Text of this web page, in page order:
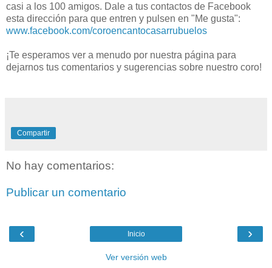
casi a los 100 amigos. Dale a tus contactos de Facebook
esta dirección para que entren y pulsen en "Me gusta":
www.facebook.com/coroencantocasarrubuelos
¡Te esperamos ver a menudo por nuestra página para
dejarnos tus comentarios y sugerencias sobre nuestro coro!
Compartir
No hay comentarios:
Publicar un comentario
‹ ›
Inicio
Ver versión web